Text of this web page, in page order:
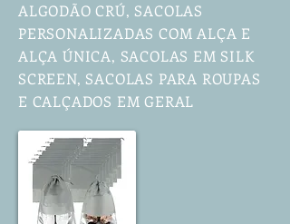
ALGODÃO CRÚ, SACOLAS
PERSONALIZADAS COM ALÇA E
ALÇA ÚNICA, SACOLAS EM SILK
SCREEN, SACOLAS PARA ROUPAS
E CALÇADOS EM GERAL